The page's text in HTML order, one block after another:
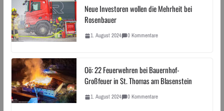
Neue Investoren wollen die Mehrheit bei
Rosenbauer
1. August 2024 0 Kommentare
Oö: 22 Feuerwehren bei Bauernhof-
Großfeuer in St. Thomas am Blasenstein
1. August 2024 0 Kommentare